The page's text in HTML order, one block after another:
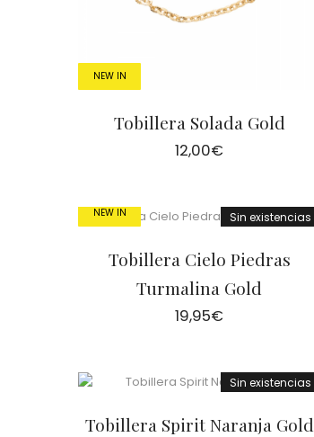
NEW IN
Tobillera Solada Gold
12,00€
Sin existencias
NEW IN
Tobillera Cielo Piedras
Turmalina Gold
19,95€
Sin existencias
Tobillera Spirit Naranja Gold